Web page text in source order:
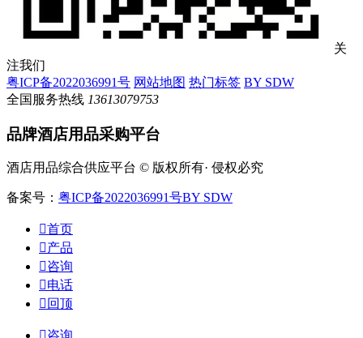
关
注我们
粤ICP备2022036991号 网站地图 热门标签 BY SDW
全国服务热线 13613079753
品牌酒店用品采购平台
酒店用品综合供应平台 © 版权所有· 侵权必究
备案号： 粤ICP备2022036991号BY SDW
首页
产品
咨询
电话
 回顶